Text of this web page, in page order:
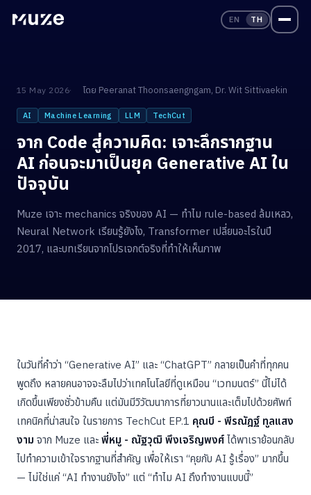
EN TH
15 May 2026 โดย Peeranat Thoonsaengngam, Dr. Wit Sittivaekin
AI Machine Learning LLM TechCut
จาก Code สู่ความคิด: เจาะลึกรากฐาน
AI ก่อนจะมาเป็นยุค Generative AI ใน
ปัจจุบัน
Muze เจาะ mechanics จริงของ AI — ทำไม rule-based ล้มเหลว,
Neural Network เรียนรู้ยังไง, Transformer เปลี่ยนอะไรในปี
2017, และบทเรียนจากโปรเจกต์จริงที่ทำให้เห็นภาพ
ในวันที่คำว่า “Generative AI” และ “ChatGPT” กลายเป็นคำที่ทุกคน
พูดถึง หลายคนอาจจะลืมไปว่าเทคโนโลยีที่ดูเหมือน “เวทมนตร์” นี้ไม่ได้
เกิดขึ้นเพียงชั่วข้ามคืน แต่มันมีวิวัฒนาการที่ยาวนานและเต็มไปด้วยศัพท์
เทคนิคที่น่าสนใจ ในรายการ TechCut EP.1 คุณบี - พีรณัฎฐ์ ทูลแสง
งาม จาก Muze และ พี่หมู - ณัฐวุฒิ พึงเจริญพงศ์ ได้พาเราย้อนกลับ
ไปทำความเข้าใจรากฐานที่สำคัญ เพื่อให้เรา “คุยกับ AI รู้เรื่อง” มากขึ้น
— ไม่ใช่แค่ “AI ทำงานยังไง” แต่ “ทำไม AI ถึงทำงานแบบนี้”